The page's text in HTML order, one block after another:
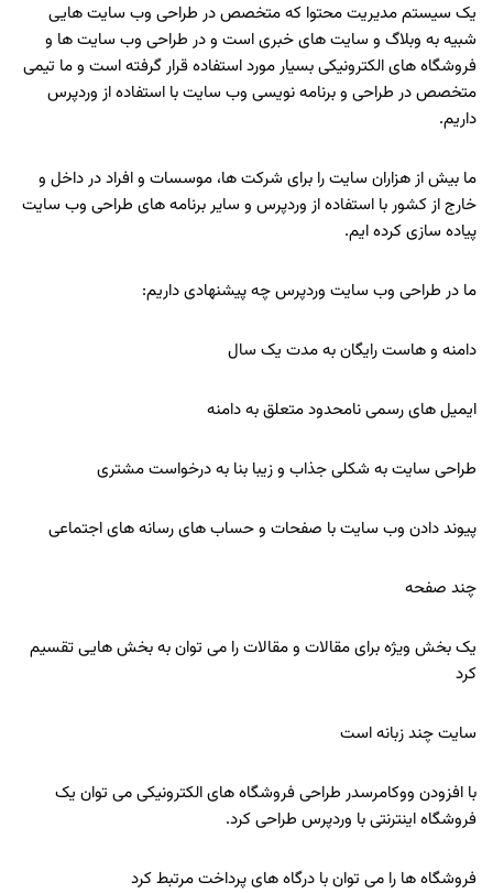
یک سیستم مدیریت محتوا که متخصص در طراحی وب سایت هایی
شبیه به وبلاگ و سایت های خبری است و در طراحی وب سایت ها و
فروشگاه های الکترونیکی بسیار مورد استفاده قرار گرفته است و ما تیمی
متخصص در طراحی و برنامه نویسی وب سایت با استفاده از وردپرس
داریم.
ما بیش از هزاران سایت را برای شرکت ها، موسسات و افراد در داخل و
خارج از کشور با استفاده از وردپرس و سایر برنامه های طراحی وب سایت
پیاده سازی کرده ایم.
ما در طراحی وب سایت وردپرس چه پیشنهادی داریم:
دامنه و هاست رایگان به مدت یک سال
ایمیل های رسمی نامحدود متعلق به دامنه
طراحی سایت به شکلی جذاب و زیبا بنا به درخواست مشتری
پیوند دادن وب سایت با صفحات و حساب های رسانه های اجتماعی
چند صفحه
یک بخش ویژه برای مقالات و مقالات را می توان به بخش هایی تقسیم
کرد
سایت چند زبانه است
با افزودن ووکامرسدر طراحی فروشگاه های الکترونیکی می توان یک
فروشگاه اینترنتی با وردپرس طراحی کرد.
فروشگاه ها را می توان با درگاه های پرداخت مرتبط کرد